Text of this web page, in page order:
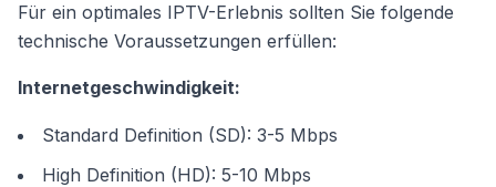
Für ein optimales IPTV-Erlebnis sollten Sie folgende
technische Voraussetzungen erfüllen:
Internetgeschwindigkeit:
Standard Definition (SD): 3-5 Mbps
High Definition (HD): 5-10 Mbps